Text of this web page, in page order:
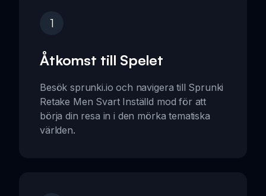
1
Åtkomst till Spelet
Besök sprunki.io och navigera till Sprunki
Retake Men Svart Inställd mod för att
börja din resa in i den mörka tematiska
världen.